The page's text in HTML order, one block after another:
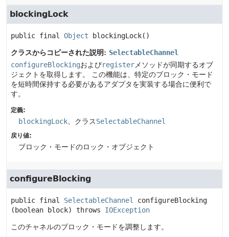
blockingLock
public final Object blockingLock()
クラスからコピーされた説明: SelectableChannel
configureBlockingおよびregister メソッドが同期するオブ
ジェクトを取得します。
この機能は、特定のブロック・モード
を短時間保持する必要があるアダプタを実装する場合に便利で
す。
定義:
blockingLock 、クラスSelectableChannel
戻り値:
ブロック・モードのロック・オブジェクト
configureBlocking
public final SelectableChannel
configureBlocking
(boolean block)
throws IOException
このチャネルのブロック・モードを調整します。